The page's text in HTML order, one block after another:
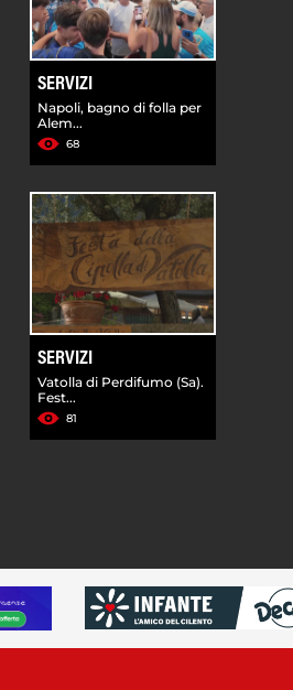
SERVIZI
Napoli, bagno di folla per
Alem...
68
SERVIZI
Vatolla di Perdifumo (Sa).
Fest...
81